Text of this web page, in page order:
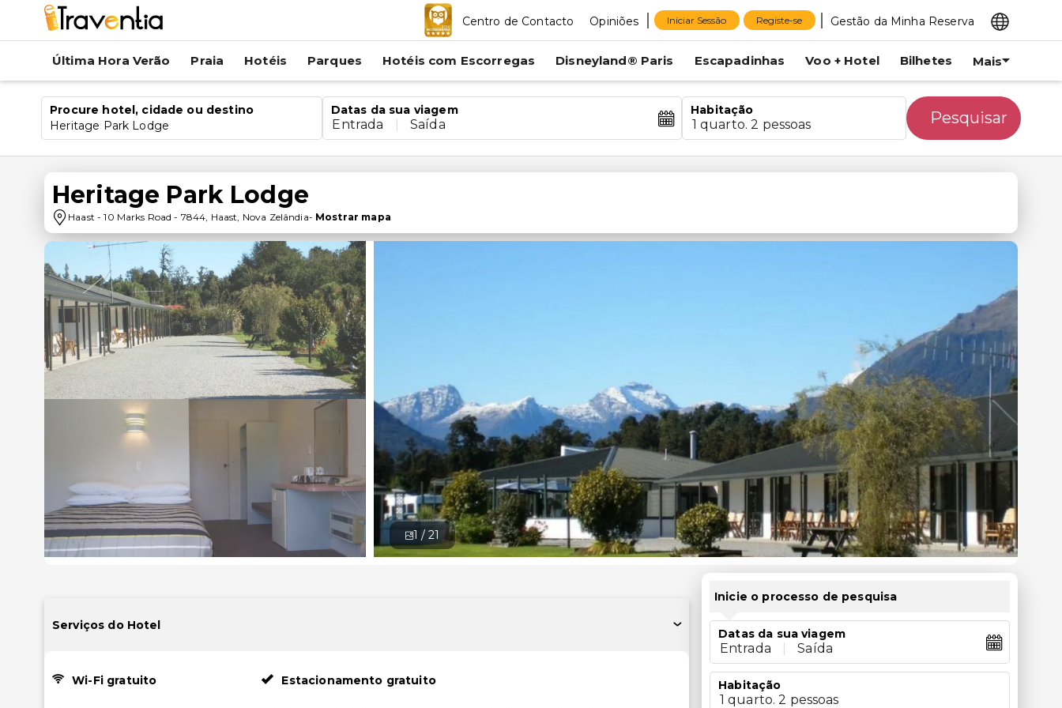
Centro de Contacto Opiniões Iniciar Sessão Registe-se Gestão da Minha Reserva
Última Hora Verão Praia Hotéis Parques Hotéis com Escorregas Disneyland® Paris Escapadinhas Voo + Hotel Bilhetes Mais
Procure hotel, cidade ou destino
Heritage Park Lodge
Datas da sua viagem
Entrada Saída
Habitação
1 quarto. 2 pessoas Pesquisar
Heritage Park Lodge
Haast -10 Marks Road - 7844, Haast, Nova Zelândia- Mostrar mapa
1 /21
Serviços do Hotel
Wi-Fi gratuito Estacionamento gratuito
Inicie o processo de pesquisa
Datas da sua viagem
Entrada Saída
Habitação
1 quarto. 2 pessoas